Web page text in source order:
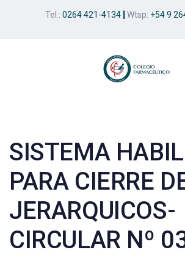
Tel.: 0264 421-4134 Wtsp: +54 9
SISTEMA
PARA CIERRE
JERARQUICOS-
CIRCULAR Nº
navigation